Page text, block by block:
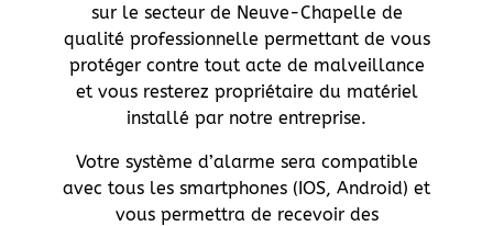
sur le secteur de Neuve-Chapelle de
qualité professionnelle permettant de vous
protéger contre tout acte de malveillance
et vous resterez propriétaire du matériel
installé par notre entreprise.
Votre système d’alarme sera compatible
avec tous les smartphones (IOS, Android) et
vous permettra de recevoir des